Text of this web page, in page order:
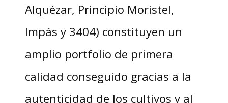
Alquézar, Principio Moristel,
Impás y 3404) constituyen un
amplio portfolio de primera
calidad conseguido gracias a la
autenticidad de los cultivos y al